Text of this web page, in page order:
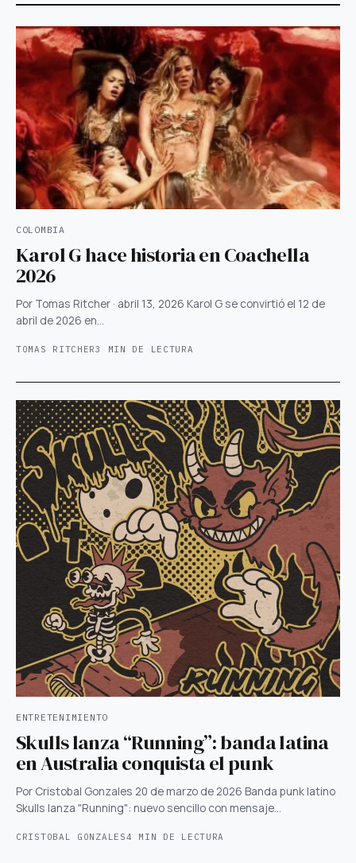
COLOMBIA
Karol G hace historia en Coachella
2026
Por Tomas Ritcher · abril 13, 2026 Karol G se convirtió el 12 de
abril de 2026 en…
TOMAS RITCHER3 MIN DE LECTURA
ENTRETENIMIENTO
Skulls lanza “Running”: banda latina
en Australia conquista el punk
Por Cristobal Gonzales 20 de marzo de 2026 Banda punk latino
Skulls lanza "Running": nuevo sencillo con mensaje…
CRISTOBAL GONZALES4 MIN DE LECTURA